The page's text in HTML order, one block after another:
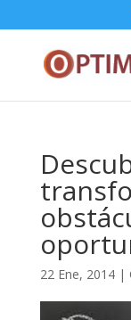
22 Ene, 2014|